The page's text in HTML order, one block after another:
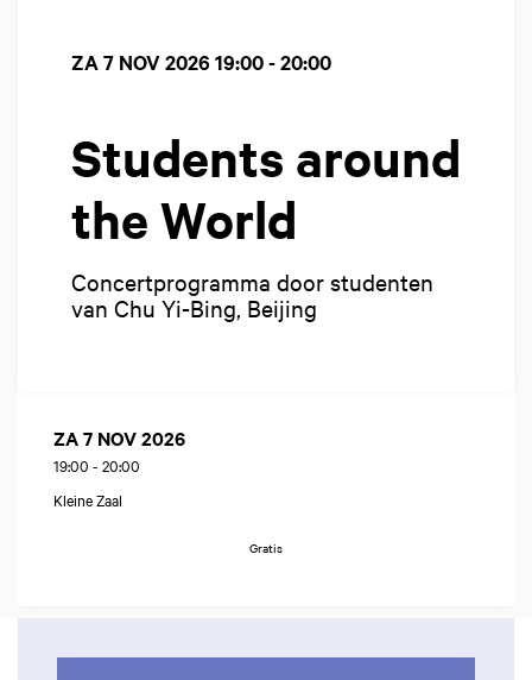
Students around
the World
Concertprogramma door studenten
van Chu Yi-Bing, Beijing
ZA 7 NOV 2026 19:00 - 20:00
ZA 7 NOV 2026
19:00 - 20:00
Kleine Zaal
Gratis